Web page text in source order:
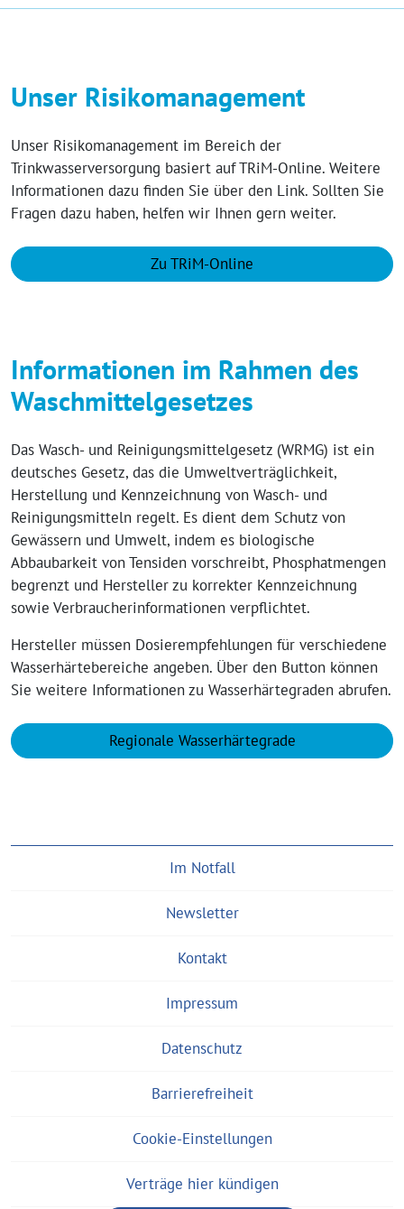
Unser Risikomanagement
Unser Risikomanagement im Bereich der
Trinkwasserversorgung basiert auf TRiM-Online. Weitere
Informationen dazu finden Sie über den Link. Sollten Sie
Fragen dazu haben, helfen wir Ihnen gern weiter.
Zu TRiM-Online
Informationen im Rahmen des
Waschmittelgesetzes
Das Wasch- und Reinigungsmittelgesetz (WRMG) ist ein
deutsches Gesetz, das die Umweltverträglichkeit,
Herstellung und Kennzeichnung von Wasch- und
Reinigungsmitteln regelt. Es dient dem Schutz von
Gewässern und Umwelt, indem es biologische
Abbaubarkeit von Tensiden vorschreibt, Phosphatmengen
begrenzt und Hersteller zu korrekter Kennzeichnung
sowie Verbraucherinformationen verpflichtet.
Hersteller müssen Dosierempfehlungen für verschiedene
Wasserhärtebereiche angeben. Über den Button können
Sie weitere Informationen zu Wasserhärtegraden abrufen.
Regionale Wasserhärtegrade
Im Notfall
Newsletter
Kontakt
Impressum
Datenschutz
Barrierefreiheit
Cookie-Einstellungen
Verträge hier kündigen